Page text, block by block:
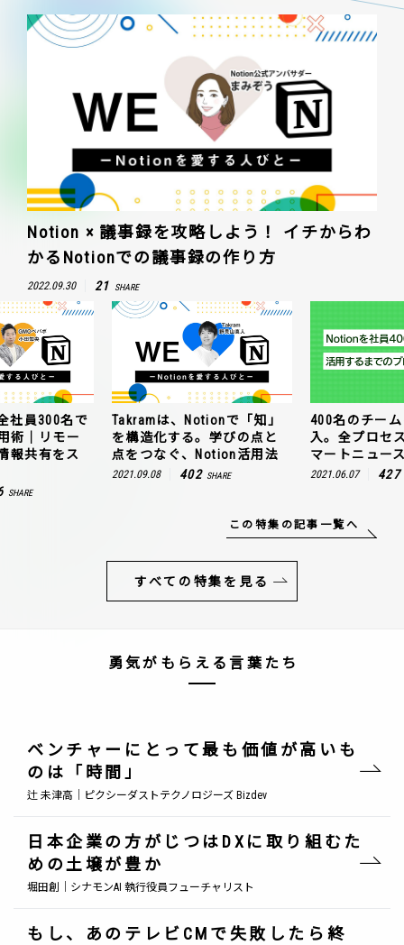
Notion × 議事録を攻略しよう！ イチからわ
かるNotionでの議事録の作り方
2022.09.30 21 SHARE
社員300名で
術｜リモー
報共有をス
SHARE
Takramは、Notionで「知」
を構造化する。学びの点と
点をつなぐ、Notion活用法
2021.09.08 402 SHARE
400名のチー
入。全プロセ
マートニュー
2021.06.07 427
この特集の記事一覧へ
すべての特集を見る
勇気がもらえる言葉たち
ベンチャーにとって最も価値が高いも
のは「時間」
辻 未津高｜ピクシーダストテクノロジーズ Bizdev
日本企業の方がじつはDXに取り組むた
めの土壌が豊か
堀田創｜シナモンAI 執行役員フューチャリスト
もし、あのテレビCMで失敗したら終